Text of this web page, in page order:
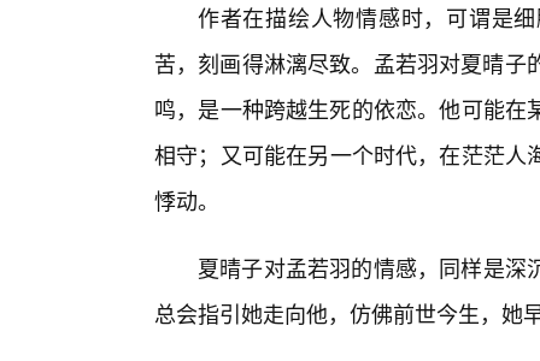
作者在描绘人物情感时，可谓是
苦，刻画得淋漓尽致。孟若羽对夏晴
鸣，是一种跨越生死的依恋。他可能
相守；又可能在另一个时代，在茫茫
悸动。
夏晴子对孟若羽的情感，同样是
总会指引她走向他，仿佛前世今生，她